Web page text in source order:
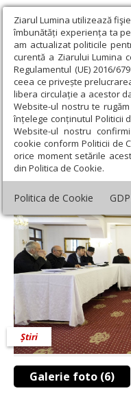
Ziarul Lumina utilizează
îmbunătăți experiența ta
am actualizat politicile
curentă a Ziarului Lumina
Regulamentul (UE) 2016/
ceea ce privește
libera circulație a acestor
Website-ul nostru te
înțelege conținutul Politicii
Website-ul nostru
cookie conform Politicii de
orice moment setările
din Politica de Cookie.
Politica de Cookie
Ziarul Lumina › Actualitate
internaţional la Sibiu
Simpozion
Sfântul Maxim
Galerie foto (6)
Știri